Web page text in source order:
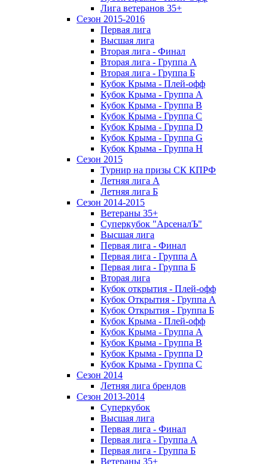
Лига ветеранов 35+
Сезон 2015-2016
Первая лига
Высшая лига
Вторая лига - Финал
Вторая лига - Группа А
Вторая лига - Группа Б
Кубок Крыма - Плей-офф
Кубок Крыма - Группа A
Кубок Крыма - Группа B
Кубок Крыма - Группа C
Кубок Крыма - Группа D
Кубок Крыма - Группа G
Кубок Крыма - Группа H
Сезон 2015
Турнир на призы СК КПРФ
Летняя лига А
Летняя лига Б
Сезон 2014-2015
Ветераны 35+
Суперкубок "АрсеналЪ"
Высшая лига
Первая лига - Финал
Первая лига - Группа А
Первая лига - Группа Б
Вторая лига
Кубок открытия - Плей-офф
Кубок Открытия - Группа А
Кубок Открытия - Группа Б
Кубок Крыма - Плей-офф
Кубок Крыма - Группа A
Кубок Крыма - Группа B
Кубок Крыма - Группа D
Кубок Крыма - Группа C
Сезон 2014
Летняя лига брендов
Сезон 2013-2014
Суперкубок
Высшая лига
Первая лига - Финал
Первая лига - Группа А
Первая лига - Группа Б
Ветераны 35+